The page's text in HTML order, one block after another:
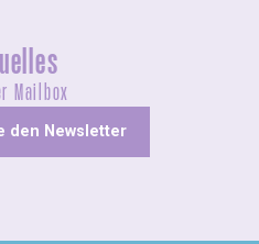
Mailbox
den Newsletter